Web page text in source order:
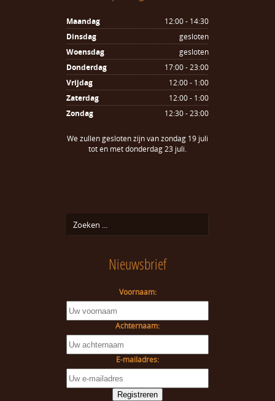
Maandag
12:00 - 14:30
Dinsdag
gesloten
Woensdag
gesloten
Donderdag
17:00 - 23:00
Vrijdag
12:00 - 1:00
Zaterdag
12:00 - 1:00
Zondag
12:30 - 23:00
We zullen gesloten zijn van zondag 19 juli
tot en met donderdag 23 juli.
Nieuwsbrief
Voornaam:
Achternaam:
E-mailadres: